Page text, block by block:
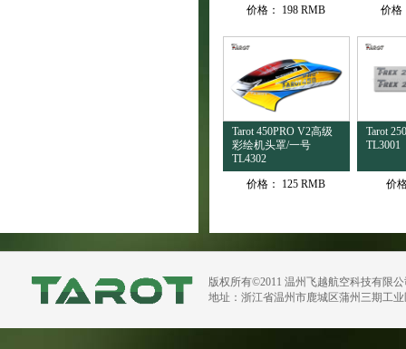
价格：
198 RMB
价格
Tarot 450PRO V2高级
彩绘机头罩/一号
TL4302
价格：
125 RMB
Tarot
TL3001
价
版权所有©2011 温州飞越航空科技有限
地址：浙江省温州市鹿城区蒲州三期工业